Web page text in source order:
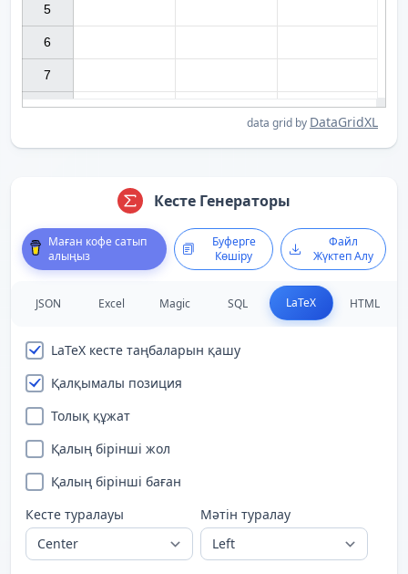
5
6
7
data grid by DataGridXL
Кесте Генераторы
Маған кофе сатып
алыңыз
Буферге
Көшіру
Файл
Жүктеп Алу
JSON Excel Magic SQL LaTeX HTML
LaTeX кесте таңбаларын қашу
Қалқымалы позиция
Толық құжат
Қалың бірінші жол
Қалың бірінші баған
Кесте туралауы
Мәтін туралау